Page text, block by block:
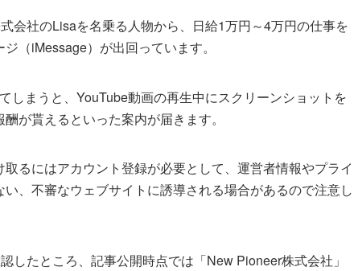
会社のLisaを名乗る人物から、日給1万円～4万円の仕事を
（iMessage）が出回っています。
しまうと、YouTube動画の再生中にスクリーンショットを
が貰えるといった案内が届きます。
るにはアカウント登録が必要として、運営者情報やプライ
、不審なウェブサイトに誘導される場合があるので注意し
したところ、記事公開時点では「New Pioneer株式会社」